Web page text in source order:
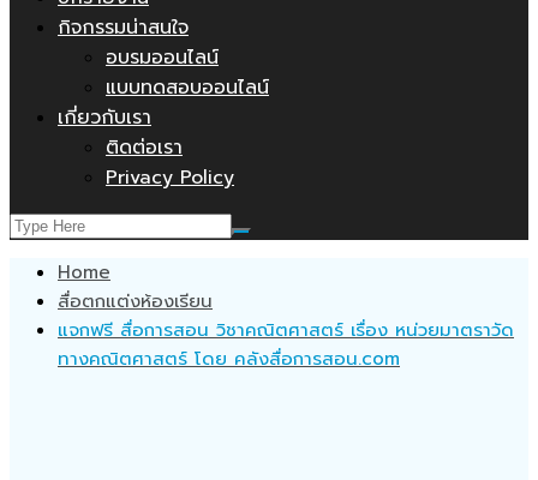
กิจกรรมน่าสนใจ
อบรมออนไลน์
แบบทดสอบออนไลน์
เกี่ยวกับเรา
ติดต่อเรา
Privacy Policy
Home
สื่อตกแต่งห้องเรียน
แจกฟรี สื่อการสอน วิชาคณิตศาสตร์ เรื่อง หน่วยมาตราวัด
ทางคณิตศาสตร์ โดย คลังสื่อการสอน.com